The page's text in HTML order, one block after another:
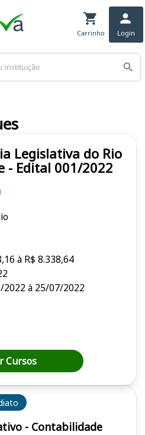
Carrinho Login
- Contabilidade
Legislativa do Rio
- Edital 001/2022
à R$ 8.338,64
à 25/07/2022
Cursos